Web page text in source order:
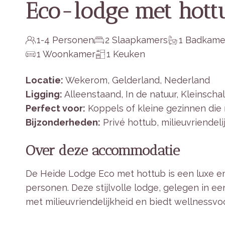
Eco-lodge met
1-4 Personen 2 Slaapkamers
1
1 Woonkamer
1 Keuken
Locatie: Wekerom, Gelderland, Nederland
Ligging: Alleenstaand, In de natuur,
Perfect voor: Koppels of kleine gezinnen
Bijzonderheden: Privé hottub,
Over deze accommodatie
De Heide Lodge Eco met hottub is een luxe
personen. Deze stijlvolle lodge, gelegen in
met milieuvriendelijkheid en biedt